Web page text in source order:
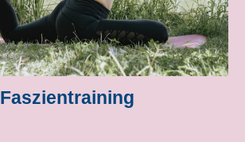
Faszientraining